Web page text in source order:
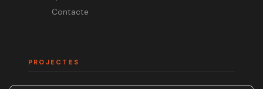
Contacte
PROJECTES